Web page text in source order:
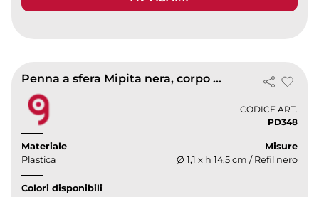
Penna a sfera Mipita nera, corpo colorato, clip cromata
CODICE ART.
PD348
Materiale
Plastica
Misure
Ø 1,1 x h 14,5 cm / Refil nero
Colori disponibili